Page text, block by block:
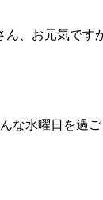
、お元気で
水曜日を過